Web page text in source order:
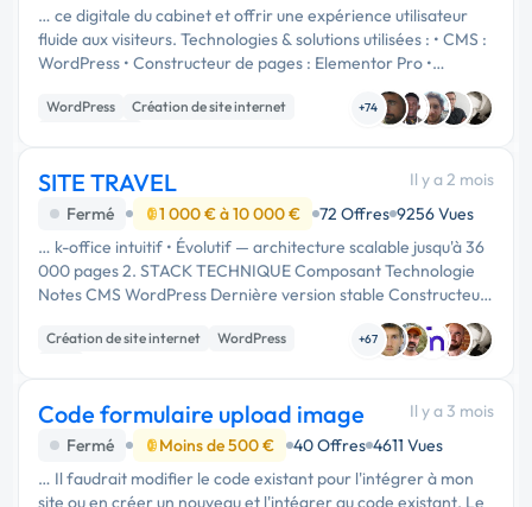
… ce digitale du cabinet et offrir une expérience utilisateur
fluide aux visiteurs. Technologies & solutions utilisées : • CMS :
WordPress • Constructeur de pages : Elementor Pro •
Langages & intégration : HTML5, CSS3, JavaScript • Design
…WordPress
Création de site internet
+74
SITE TRAVEL
Il y a 2 mois
Fermé
1 000 € à 10 000 € 72 Offres 9256 Vues
… k-office intuitif • Évolutif — architecture scalable jusqu'à 36
000 pages 2. STACK TECHNIQUE Composant Technologie
Notes CMS WordPress Dernière version stable Constructeur
Elementor Pro Licence fournie par le client Champs custom
Advanced …
Création de site internet
WordPress
+67
Code formulaire upload image
Il y a 3 mois
Fermé
Moins de 500 € 40 Offres 4611 Vues
… Il faudrait modifier le code existant pour l'intégrer à mon
site ou en créer un nouveau et l'intégrer au code existant. Le